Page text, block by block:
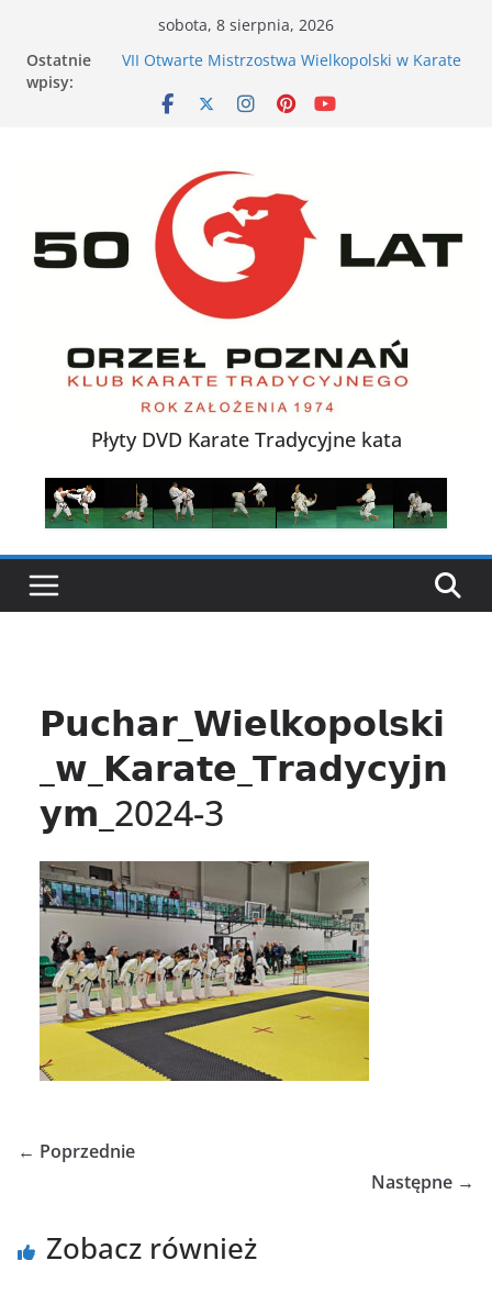
treści
sobota, 8 sierpnia, 2026
Ostatnie
wpisy:
VII Otwarte Mistrzostwa Wielkopolski w Karate
XXVI Ogólnopolski Puchar Dzieci w Karate
buduje pewność siebie
Karate dla energicznego dziecka – dlaczego to
działa
XXXVII Mistrzostwa Polski w Karate
Tradycyjnym
Płyty DVD Karate Tradycyjne kata
𝗣𝘂𝗰𝗵𝗮𝗿_𝗪𝗶𝗲𝗹𝗸𝗼𝗽𝗼𝗹𝘀𝗸𝗶
_𝘄_𝗞𝗮𝗿𝗮𝘁𝗲_𝗧𝗿𝗮𝗱𝘆𝗰𝘆𝗷𝗻
𝘆𝗺_2024-3
← Poprzednie
Następne →
Zobacz również